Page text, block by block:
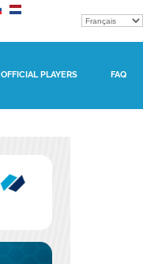
OFFICIAL PLAYERS FAQ